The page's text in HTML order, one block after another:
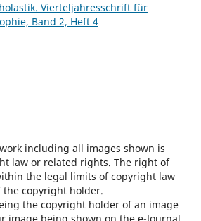
Vierteljahresschrift für
Band 2, Heft 4
including all images shown is
law or related rights. The right of
the legal limits of copyright law
copyright holder.
the copyright holder of an image